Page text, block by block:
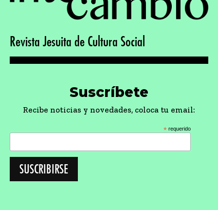
Revista Jesuita de Cultura Social
Suscríbete
Recibe noticias y novedades, coloca tu email:
* requerido